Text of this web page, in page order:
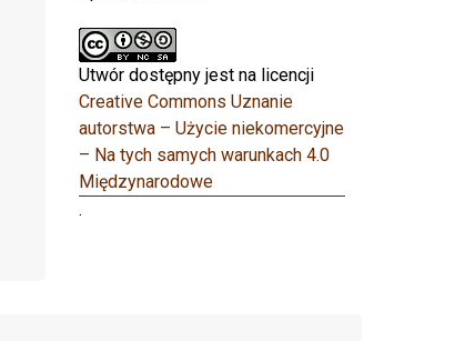
Utwór dostępny jest na licencji
Creative Commons Uznanie
autorstwa – Użycie niekomercyjne
– Na tych samych warunkach 4.0
Międzynarodowe
.